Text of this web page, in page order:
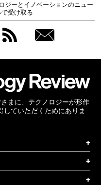
ジーとイノベーションのニュー
で受け取る
さまに、テクノロジーが形作
していただくためにありま
+
+
+